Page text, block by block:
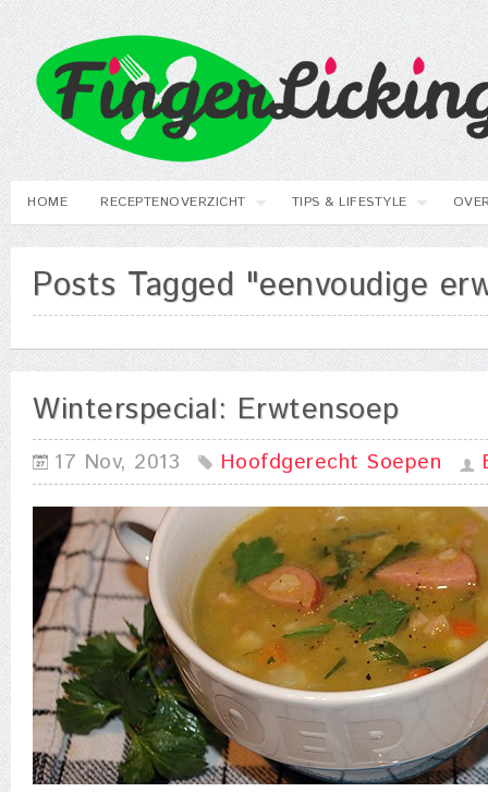
HOME RECEPTENOVERZICHT TIPS & LIFESTYLE
Posts Tagged "eenvoudige
Winterspecial: Erwtensoep
17 Nov, 2013 Hoofdgerecht Soepen